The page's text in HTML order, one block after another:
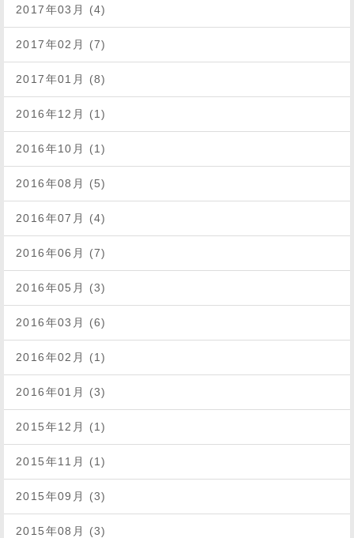
2017年03月 (4)
2017年02月 (7)
2017年01月 (8)
2016年12月 (1)
2016年10月 (1)
2016年08月 (5)
2016年07月 (4)
2016年06月 (7)
2016年05月 (3)
2016年03月 (6)
2016年02月 (1)
2016年01月 (3)
2015年12月 (1)
2015年11月 (1)
2015年09月 (3)
2015年08月 (3)